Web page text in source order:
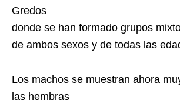
Gredos
donde se han formado grupos
de ambos sexos y de todas las
Los machos se muestran ahora
las hembras